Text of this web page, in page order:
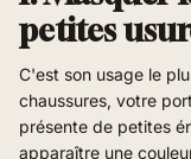
petites
C'est son usage le
chaussures, votre
présente de petites
apparaître une